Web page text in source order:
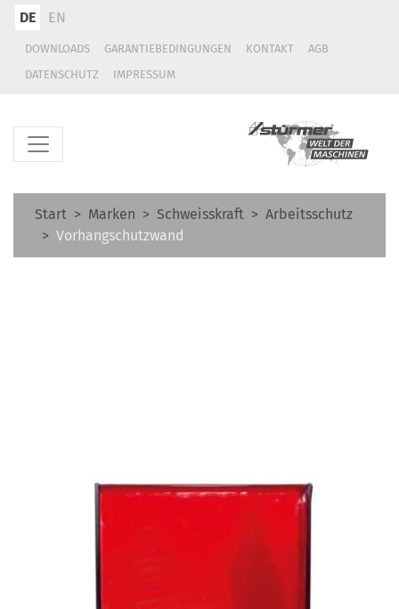
DE EN
DOWNLOADS GARANTIEBEDINGUNGEN KONTAKT
AGB
DATENSCHUTZ
IMPRESSUM
Start Marken Schweisskraft
Arbeitsschutz
Vorhangschutzwand